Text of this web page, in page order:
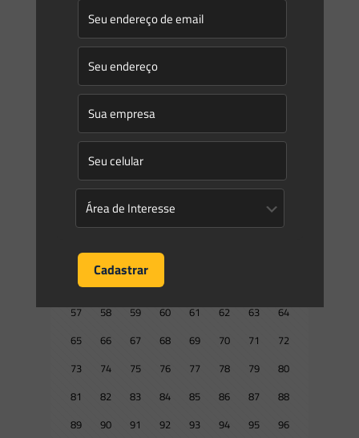
0 Read more
2 3
9
10 11 12 13 14 15
16
18 19
33
34 35 36 37 38 39
40
41
42 43 44
49
50 51 52
57
58 59 60 61 62 63
64
65
66 67 68 69 70 71
72
73
74 75 76 77 78 79
80
81
82 83 84 85 86 87
88
89
90 91 92 93 94 95
96